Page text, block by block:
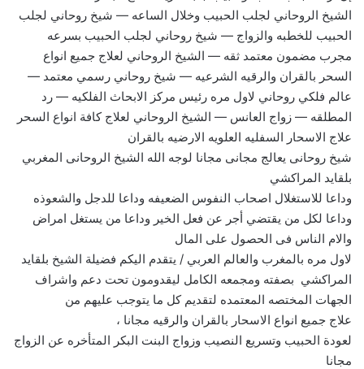
الشيخ الروحاني لجلب الحبيب وخلال الساعه — شيخ روحاني لجلب
الحبيب للخطبه والزواج — شيخ روحاني لجلب الحبيب بسرعه
مجرب مضمون معتمد ثقه — الشيخ الروحاني لعلاج جميع انواع
السحر بالقران والرقيه الشرعيه — شيخ روحاني رسمي معتمد —
عالم فلكي روحاني لاول مره رئيس مركز الابحاث الفلكيه — رد
المطلقه — زواج العانس — الشيخ الروحاني لعلاج كافة انواع السحر
علاج الاسحار السفليه العلويه الارضيه بالقران
شيخ روحانى يعالج مجانى مجانا لوجه الله الشيخ الروحانى المغربي
بلقايد المراكشي
وداعا للاستغلال اصحاب النفوس الضعيفه وداعا للدجل والشعوذه
وداعا لكل من يقتضي أجر عن فعل الخير وداعا من يستغل امراض
والام الناس فى الحصول على المال
لاول مره بالمغرب والعالم العربي / يتقدم اليكم فضيلة الشيخ بلقايد
المراكشي بصفته ومجمعه الكامل ليقدومون تحت دعم واشراف
الجهات المختصه المعتمده لتقديم كل ما يتوجب عليهم من
علاج جميع انواع الاسحار بالقران والرقيه مجانا ،
لعودة الحبيب وتسريع النصيب وزواج البنت البكر المتأخره عن الزواج
مجانا